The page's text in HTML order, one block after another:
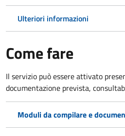
Ulteriori informazioni
Come fare
Il servizio può essere attivato
documentazione prevista,
Moduli da compilare e